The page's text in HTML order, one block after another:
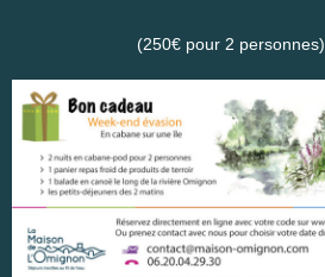
(250€ pour 2 personnes)